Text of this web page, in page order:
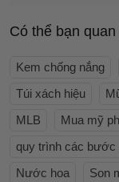
Có thể bạn quan
Kem chống nắng
Túi xách hiệu
MLB
Mua mỹ
quy trình các bước
Nước hoa
Son